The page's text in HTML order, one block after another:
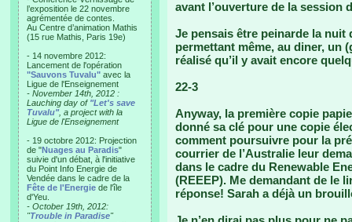
l’exposition le 22 novembre
agrémentée de contes.
Au Centre d’animation Mathis
(15 rue Mathis, Paris 19e)
- 14 novembre 2012:
Lancement de l'opération
"Sauvons Tuvalu" avec la
Ligue de l'Enseignement
- November 14th, 2012 :
Lauching day of "Let's save
Tuvalu", a project with la
Ligue de l'Enseignement
- 19 octobre 2012: Projection
de "Nuages au Paradis"
suivie d'un débat, à l'initiative
du Point Info Energie de
Vendée dans le cadre de la
Fête de l'Energie de l'île
d'Yeu.
- October 19th, 2012:
"Trouble in Paradise"
avant l’ouverture de la session
Je pensais être peinarde la nuit
permettant même, au diner, un
réalisé qu’il y avait encore
22-3
Anyway, la première copie
donné sa clé pour une copie
comment poursuivre pour la
courrier de l’Australie leur
dans le cadre du Renewable
(REEEP). Me demandant de le
réponse! Sarah a déjà un